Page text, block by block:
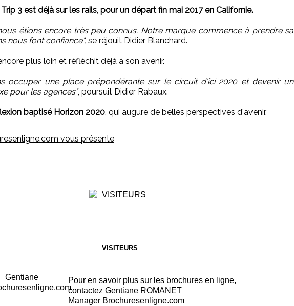
3 est déjà sur les rails, pour un départ fin mai 2017 en Californie.
étions encore très peu connus. Notre marque commence à prendre sa
nous font confiance", se réjouit Didier Blanchard.
plus loin et réfléchit déjà à son avenir.
occuper une place prépondérante sur le circuit d'ici 2020 et devenir un
pour les agences", poursuit Didier Rabaux.
baptisé Horizon 2020, qui augure de belles perspectives d'avenir.
VISITEURS
Pour en savoir plus sur les brochures en ligne,
contactez Gentiane ROMANET
Manager Brochuresenligne.com